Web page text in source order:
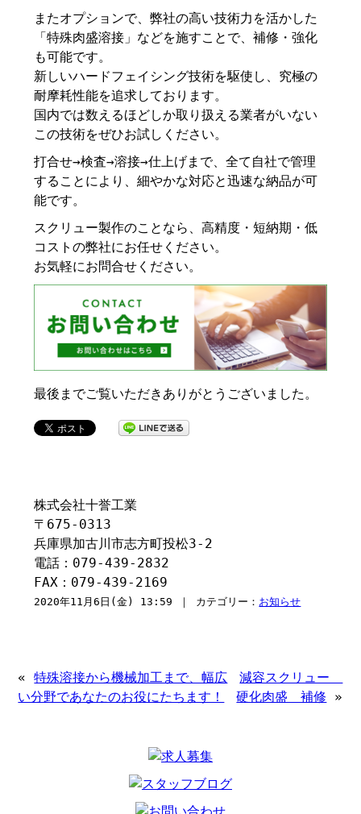
またオプションで、弊社の高い技術力を活かした
「特殊肉盛溶接」などを施すことで、補修・強化
も可能です。
新しいハードフェイシング技術を駆使し、究極の
耐摩耗性能を追求しております。
国内では数えるほどしか取り扱える業者がいない
この技術をぜひお試しください。
打合せ→検査→溶接→仕上げまで、全て自社で管理
することにより、細やかな対応と迅速な納品が可
能です。
スクリュー製作のことなら、高精度・短納期・低
コストの弊社にお任せください。
お気軽にお問合せください。
最後までご覧いただきありがとうございました。
株式会社十誉工業
〒675-0313
兵庫県加古川市志方町投松3-2
電話：079-439-2832
FAX：079-439-2169
2020年11月6日(金) 13:59 ｜ カテゴリー： お知らせ
«特殊溶接から機械加工まで、幅広
い分野であなたのお役にたちます！
減容スクリュー
硬化肉盛 補修 »